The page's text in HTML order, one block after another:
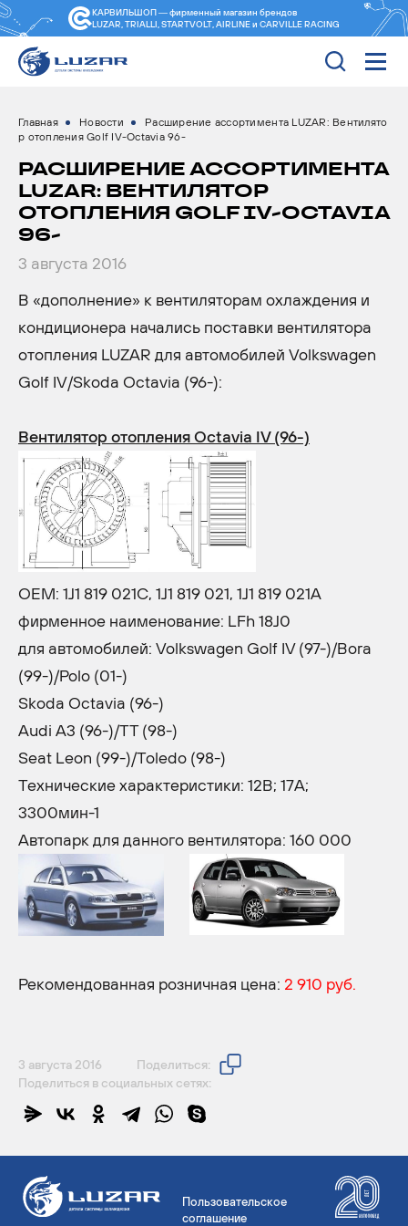
КАРВИЛЬШОП — фирменный магазин брендов
LUZAR, TRIALLI, STARTVOLT, AIRLINE и CARVILLE RACING
Главная Новости
Расширение ассортимента LUZAR: Вентилято
р отопления Golf IV-Octavia 96-
РАСШИРЕНИЕ АССОРТИМЕНТА
LUZAR: ВЕНТИЛЯТОР
ОТОПЛЕНИЯ GOLF IV-OCTAVIA
96-
3 августа 2016
В «дополнение» к вентиляторам охлаждения и
кондиционера начались поставки вентилятора
отопления LUZAR для автомобилей Volkswagen
Golf IV/Skoda Octavia (96-):
Вентилятор отопления Octavia IV (96-)
OEM: 1J1 819 021C, 1J1 819 021, 1J1 819 021A
фирменное наименование: LFh 18J0
для автомобилей: Volkswagen Golf IV (97-)/Bora
(99-)/Polo (01-)
Skoda Octavia (96-)
Audi A3 (96-)/TT (98-)
Seat Leon (99-)/Toledo (98-)
Технические характеристики: 12В; 17A;
3300мин-1
Автопарк для данного вентилятора: 160 000
Рекомендованная розничная цена: 2 910 руб.
3 августа 2016
Поделиться:
Поделиться в социальных сетях:
Пользовательское
соглашение